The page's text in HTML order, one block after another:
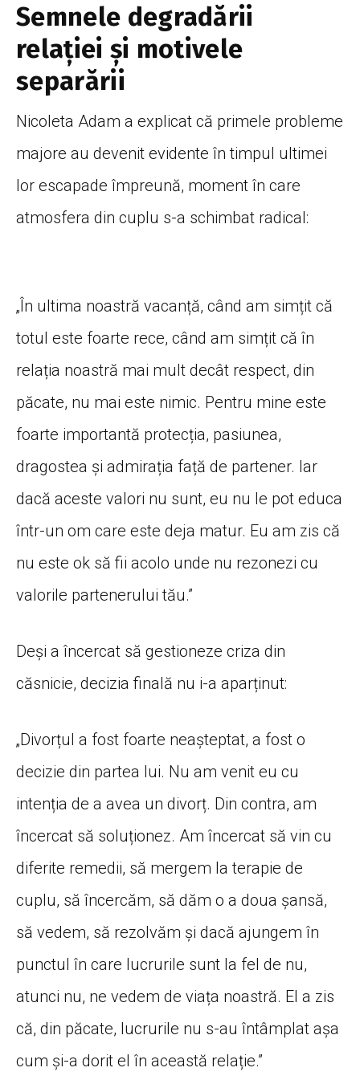
Semnele degradării
relației și motivele
separării
Nicoleta Adam a explicat că primele probleme
majore au devenit evidente în timpul ultimei
lor escapade împreună, moment în care
atmosfera din cuplu s-a schimbat radical:
„În ultima noastră vacanță, când am simțit că
totul este foarte rece, când am simțit că în
relația noastră mai mult decât respect, din
păcate, nu mai este nimic. Pentru mine este
foarte importantă protecția, pasiunea,
dragostea și admirația față de partener. Iar
dacă aceste valori nu sunt, eu nu le pot educa
într-un om care este deja matur. Eu am zis că
nu este ok să fii acolo unde nu rezonezi cu
valorile partenerului tău.”
Deși a încercat să gestioneze criza din
căsnicie, decizia finală nu i-a aparținut:
„Divorțul a fost foarte neașteptat, a fost o
decizie din partea lui. Nu am venit eu cu
intenția de a avea un divorț. Din contra, am
încercat să soluționez. Am încercat să vin cu
diferite remedii, să mergem la terapie de
cuplu, să încercăm, să dăm o a doua șansă,
să vedem, să rezolvăm și dacă ajungem în
punctul în care lucrurile sunt la fel de nu,
atunci nu, ne vedem de viața noastră. El a zis
că, din păcate, lucrurile nu s-au întâmplat așa
cum și-a dorit el în această relație.”